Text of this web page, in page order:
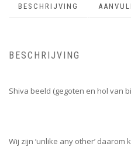
BESCHRIJVING
BESCHRIJVING
Shiva beeld (gegoten en hol van
Wij zijn ‘unlike any other’